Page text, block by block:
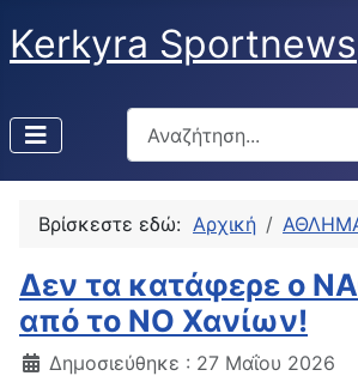
Kerkyra Sportnews
Αναζήτηση
Type 2 or more
Βρίσκεστε εδώ: Αρχική
Δεν τα κατάφερε ο
από το ΝΟ Χανίων!
Δημοσιεύθηκε : 27 Μαΐου 2026